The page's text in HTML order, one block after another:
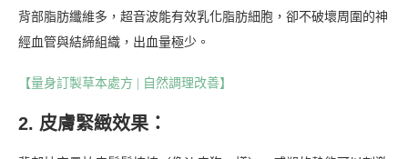
背部脂肪纖維多，超音波能有效乳化脂肪細胞，卻不破壞周圍的神
經血管與結締組織，出血量極少。
【量身訂製草本處方 | 自然調理改善】
2. 皮膚緊緻效果：